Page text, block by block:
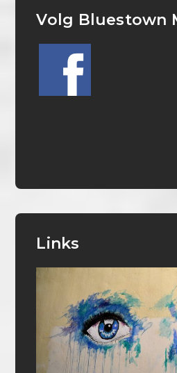
Volg Bluestown
Links